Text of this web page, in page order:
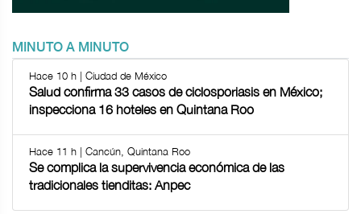
MINUTO A MINUTO
Hace 10 h | Ciudad de México
Salud confirma 33 casos de ciclosporiasis en México;
inspecciona 16 hoteles en Quintana Roo
Hace 11 h | Cancún, Quintana Roo
Se complica la supervivencia económica de las
tradicionales tienditas: Anpec